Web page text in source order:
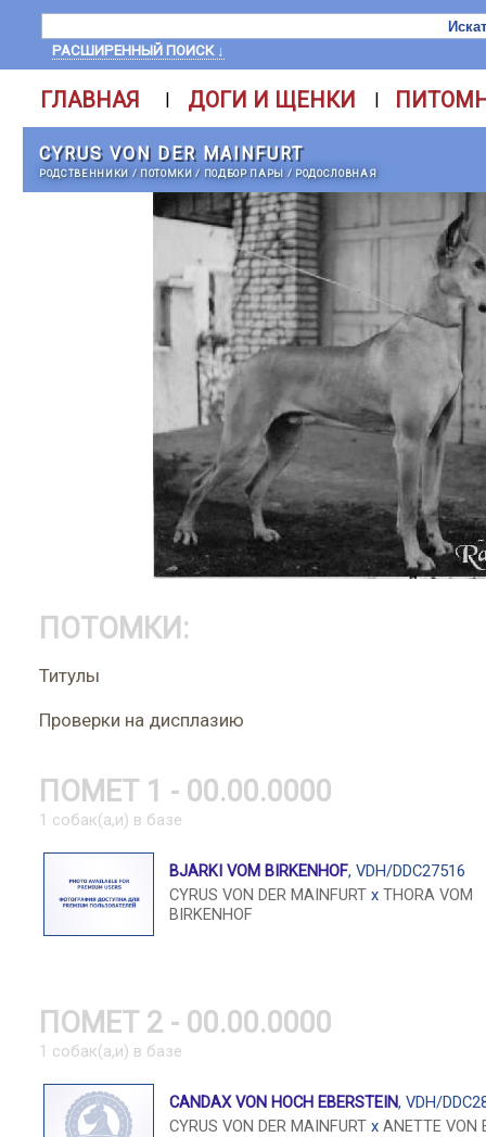
РАСШИРЕННЫЙ ПОИСК ↓
ГЛАВНАЯ | ДОГИ И ЩЕНКИ |
CYRUS VON DER MAINFURT
РОДСТВЕННИКИ / ПОТОМКИ/ ПОДБОР ПАРЫ / РОДОСЛОВНАЯ
ПОТОМКИ:
Титулы
Проверки на дисплазию
ПОМЕТ 1 - 00.00.0000
1 собак(а,и) в базе
BJARKI VOM BIRKENHOF, VDH/DDC27516
CYRUS VON DER MAINFURT x THORA VOM
BIRKENHOF
ПОМЕТ 2 - 00.00.0000
1 собак(а,и) в базе
CANDAX VON HOCH EBERSTEIN, VDH/
CYRUS VON DER MAINFURT x ANETTE VON